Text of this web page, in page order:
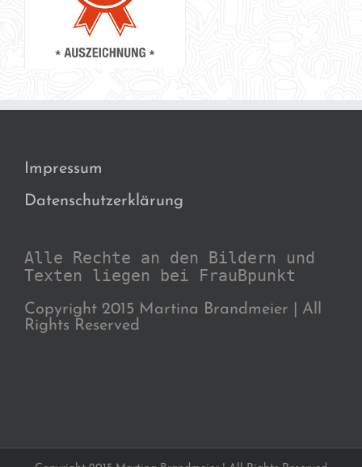
Impressum
Datenschutzerklärung
Alle Rechte an den Bildern und
Texten liegen bei FrauBpunkt
Copyright 2015 Martina Brandmeier | All
Rights Reserved